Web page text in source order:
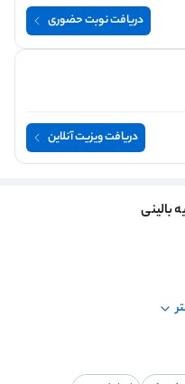
دریافت نوبت حضوری
دریافت ویزیت آنلاین
بالینی